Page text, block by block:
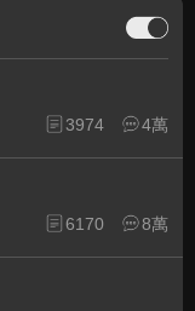
3974 4萬
6170 8萬